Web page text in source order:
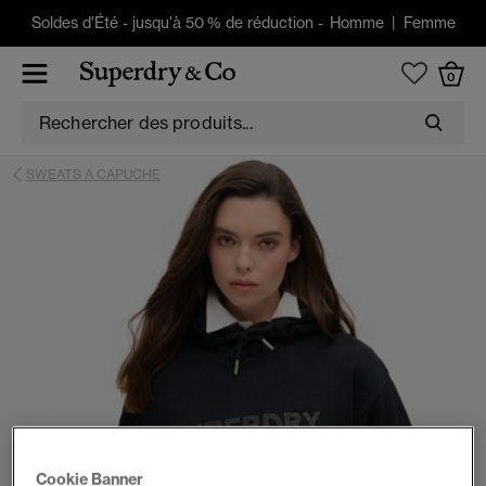
Soldes d'Été -jusqu'à 50 % de réduction - Homme| Femme
0
SWEATS A CAPUCHE
Cookie Banner